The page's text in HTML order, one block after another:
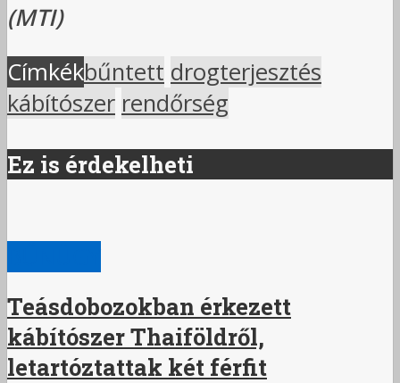
(MTI)
Címkékbűntett drogterjesztés
kábítószer rendőrség
Ez is érdekelheti
Teásdobozokban érkezett
kábítószer Thaiföldről,
letartóztattak két férfit